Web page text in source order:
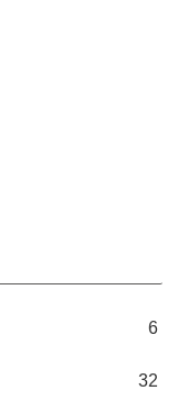
6
32